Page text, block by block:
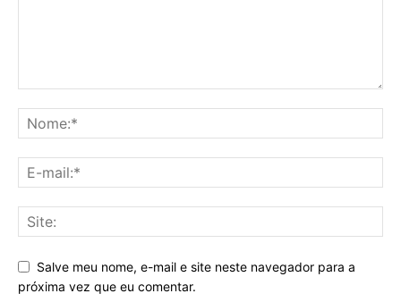
Salve meu nome, e-mail e site neste navegador para a
próxima vez que eu comentar.